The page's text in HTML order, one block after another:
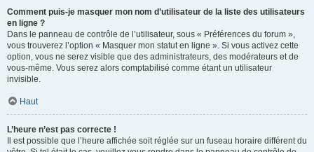
Comment puis-je masquer mon nom d’utilisateur de la liste des utilisateurs
en ligne ?
Dans le panneau de contrôle de l’utilisateur, sous « Préférences du forum »,
vous trouverez l’option « Masquer mon statut en ligne ». Si vous activez cette
option, vous ne serez visible que des administrateurs, des modérateurs et de
vous-même. Vous serez alors comptabilisé comme étant un utilisateur
invisible.
Haut
L’heure n’est pas correcte !
Il est possible que l’heure affichée soit réglée sur un fuseau horaire différent du